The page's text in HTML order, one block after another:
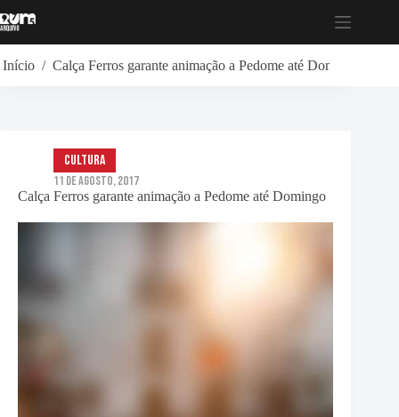
para
Início / Calça Ferros garante animação a Pedome até Domingo
Calça Ferros garante animação a Pedome até Domingo
Cultura
11 de Agosto, 2017